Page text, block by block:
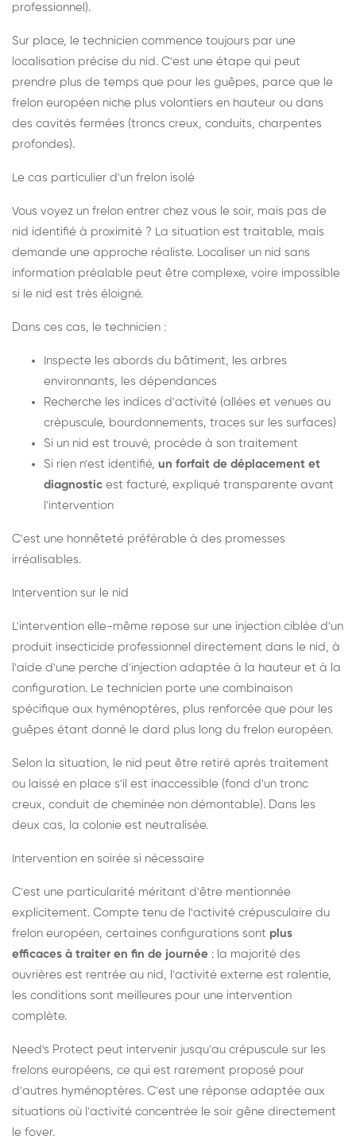
professionnel).
Sur place, le technicien commence toujours par une
localisation précise du nid. C'est une étape qui peut
prendre plus de temps que pour les guêpes, parce que le
frelon européen niche plus volontiers en hauteur ou dans
des cavités fermées (troncs creux, conduits, charpentes
profondes).
Le cas particulier d'un frelon isolé
Vous voyez un frelon entrer chez vous le soir, mais pas de
nid identifié à proximité ? La situation est traitable, mais
demande une approche réaliste. Localiser un nid sans
information préalable peut être complexe, voire impossible
si le nid est très éloigné.
Dans ces cas, le technicien :
Inspecte les abords du bâtiment, les arbres
environnants, les dépendances
Recherche les indices d'activité (allées et venues au
crépuscule, bourdonnements, traces sur les surfaces)
Si un nid est trouvé, procède à son traitement
Si rien n'est identifié, un forfait de déplacement et
diagnostic est facturé, expliqué transparente avant
l'intervention
C'est une honnêteté préférable à des promesses
irréalisables.
Intervention sur le nid
L'intervention elle-même repose sur une injection ciblée d'un
produit insecticide professionnel directement dans le nid, à
l'aide d'une perche d'injection adaptée à la hauteur et à la
configuration. Le technicien porte une combinaison
spécifique aux hyménoptères, plus renforcée que pour les
guêpes étant donné le dard plus long du frelon européen.
Selon la situation, le nid peut être retiré après traitement
ou laissé en place s'il est inaccessible (fond d'un tronc
creux, conduit de cheminée non démontable). Dans les
deux cas, la colonie est neutralisée.
Intervention en soirée si nécessaire
C'est une particularité méritant d'être mentionnée
explicitement. Compte tenu de l'activité crépusculaire du
frelon européen, certaines configurations sont plus
efficaces à traiter en fin de journée : la majorité des
ouvrières est rentrée au nid, l'activité externe est ralentie,
les conditions sont meilleures pour une intervention
complète.
Need's Protect peut intervenir jusqu'au crépuscule sur les
frelons européens, ce qui est rarement proposé pour
d'autres hyménoptères. C'est une réponse adaptée aux
situations où l'activité concentrée le soir gêne directement
le foyer.